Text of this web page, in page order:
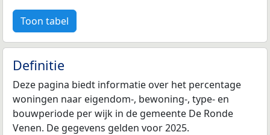
Toon tabel
Definitie
Deze pagina biedt informatie over het percentage
woningen naar eigendom-, bewoning-, type- en
bouwperiode per wijk in de gemeente De Ronde
Venen. De gegevens gelden voor 2025.